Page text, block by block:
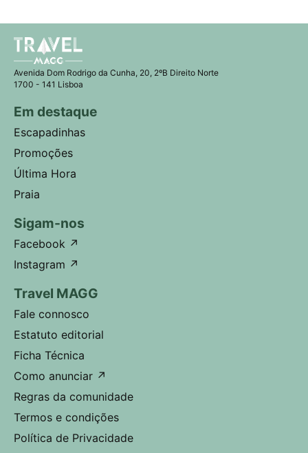
Avenida Dom Rodrigo da Cunha, 20, 2ºB Direito Norte
1700 - 141 Lisboa
Em destaque
Escapadinhas
Promoções
Última Hora
Praia
Sigam-nos
Facebook ↗
Instagram ↗
Travel MAGG
Fale connosco
Estatuto editorial
Ficha Técnica
Como anunciar ↗
Regras da comunidade
Termos e condições
Política de Privacidade